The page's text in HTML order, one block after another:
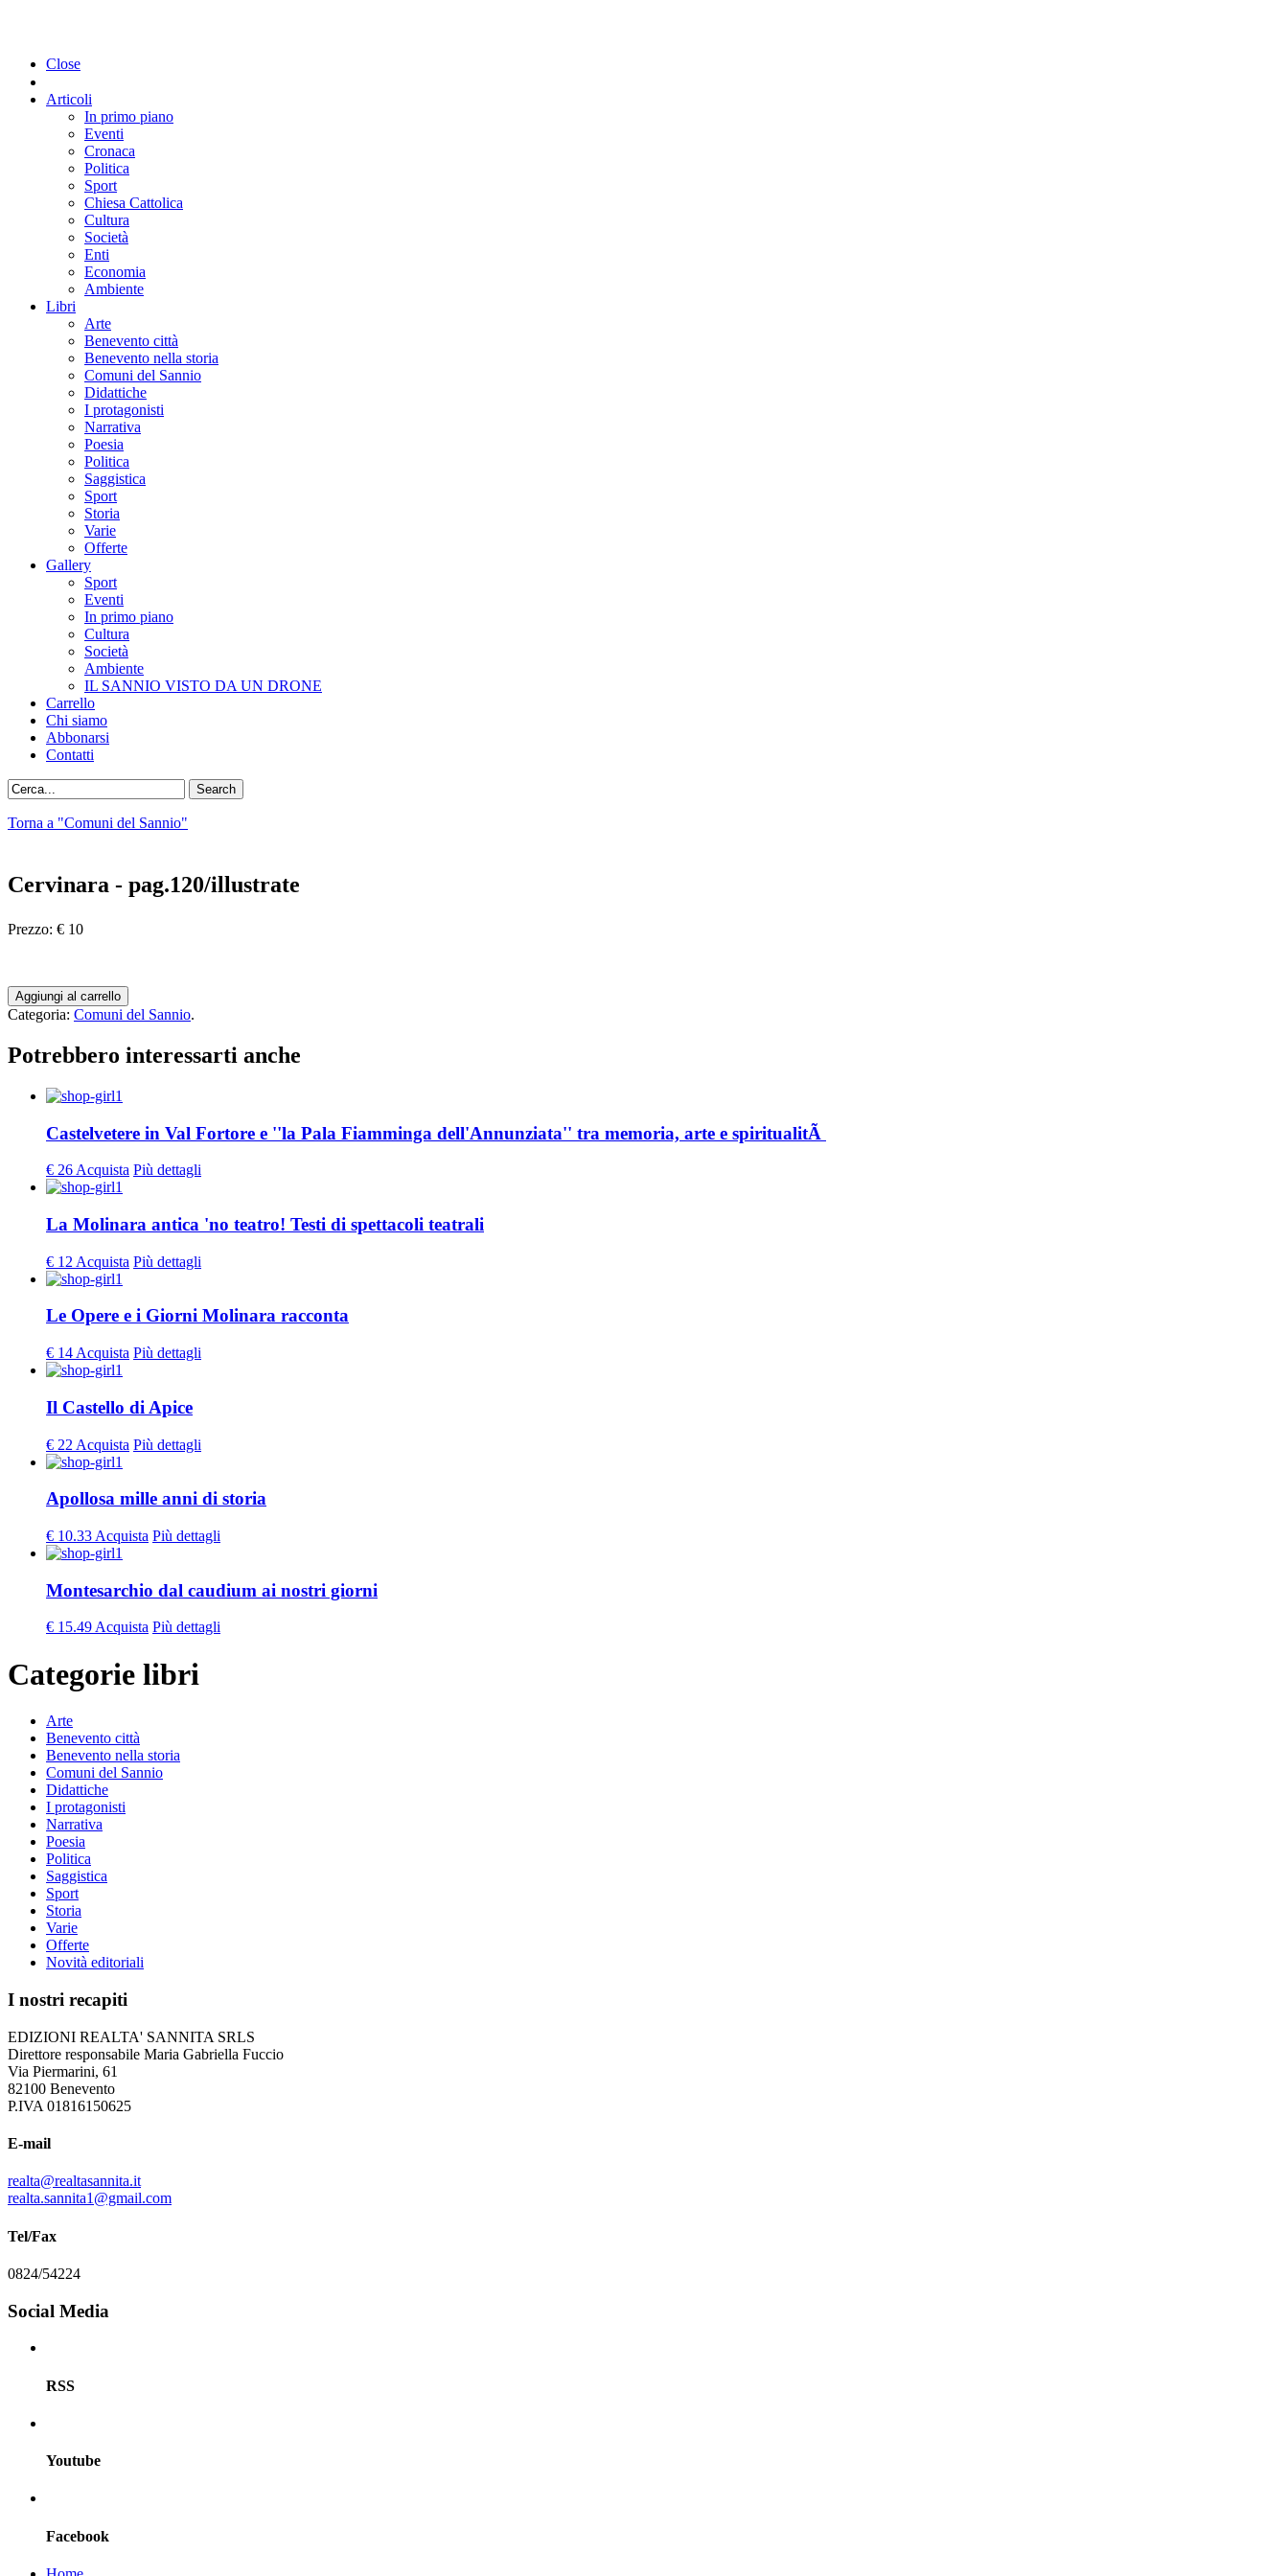
Close
Articoli
In primo piano
Eventi
Cronaca
Politica
Sport
Chiesa Cattolica
Cultura
Società
Enti
Economia
Ambiente
Libri
Arte
Benevento città
Benevento nella storia
Comuni del Sannio
Didattiche
I protagonisti
Narrativa
Poesia
Politica
Saggistica
Sport
Storia
Varie
Offerte
Gallery
Sport
Eventi
In primo piano
Cultura
Società
Ambiente
IL SANNIO VISTO DA UN DRONE
Carrello
Chi siamo
Abbonarsi
Contatti
Torna a "Comuni del Sannio"
Cervinara - pag.120/illustrate
Prezzo: € 10
Aggiungi al carrello
Categoria: Comuni del Sannio.
Potrebbero interessarti anche
Castelvetere in Val Fortore e ''la Pala Fiamminga dell'Annunziata'' tra memoria, arte e spiritualitÃ
€ 26 Acquista Più dettagli
La Molinara antica 'no teatro! Testi di spettacoli teatrali
€ 12 Acquista Più dettagli
Le Opere e i Giorni Molinara racconta
€ 14 Acquista Più dettagli
Il Castello di Apice
€ 22 Acquista Più dettagli
Apollosa mille anni di storia
€ 10.33 Acquista Più dettagli
Montesarchio dal caudium ai nostri giorni
€ 15.49Acquista Più dettagli
Categorie libri
Arte
Benevento città
Benevento nella storia
Comuni del Sannio
Didattiche
I protagonisti
Narrativa
Poesia
Politica
Saggistica
Sport
Storia
Varie
Offerte
Novità editoriali
I nostri recapiti
EDIZIONI REALTA' SANNITA SRLS
Direttore responsabile Maria Gabriella Fuccio
Via Piermarini, 61
82100 Benevento
P.IVA 01816150625
E-mail
realta@realtasannita.it
realta.sannita1@gmail.com
Tel/Fax
0824/54224
Social Media
RSS
Youtube
Facebook